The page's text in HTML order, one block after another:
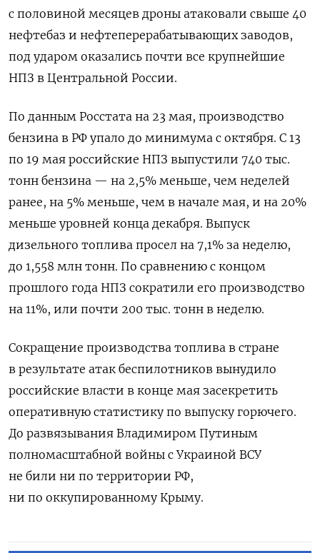
с половиной месяцев дроны атаковали свыше 40
нефтебаз и нефтеперерабатывающих заводов,
под ударом оказались почти все крупнейшие
НПЗ в Центральной России.
По данным Росстата на 23 мая, производство
бензина в РФ упало до минимума с октября. С 13
по 19 мая российские НПЗ выпустили 740 тыс.
тонн бензина — на 2,5% меньше, чем неделей
ранее, на 5% меньше, чем в начале мая, и на 20%
меньше уровней конца декабря. Выпуск
дизельного топлива просел на 7,1% за неделю,
до 1,558 млн тонн. По сравнению с концом
прошлого года НПЗ сократили его производство
на 11%, или почти 200 тыс. тонн в неделю.
Сокращение производства топлива в стране
в результате атак беспилотников вынудило
российские власти в конце мая засекретить
оперативную статистику по выпуску горючего.
До развязывания Владимиром Путиным
полномасштабной войны с Украиной ВСУ
не били ни по территории РФ,
ни по оккупированному Крыму.